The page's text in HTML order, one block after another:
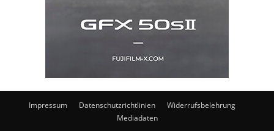
Impressum Datenschutzrichtlinien
Widerrufsbelehrung
Mediadaten